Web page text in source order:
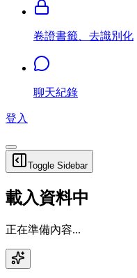
卷證書籤、去識別化
聊天紀錄
登入
Toggle Sidebar
載入資料中
正在準備內容...